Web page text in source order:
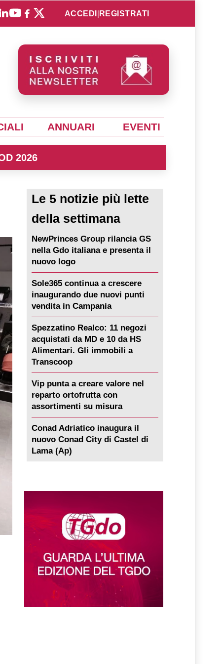
ACCEDI REGISTRATI
ANNUARI EVENTI
2026
Le 5 notizie più lette
della settimana
NewPrinces Group rilancia GS
nella Gdo italiana e presenta il
nuovo logo
Sole365 continua a crescere
inaugurando due nuovi punti
vendita in Campania
Spezzatino Realco: 11 negozi
acquistati da MD e 10 da HS
Alimentari. Gli immobili a
Transcoop
Vip punta a creare valore nel
reparto ortofrutta con
assortimenti su misura
Conad Adriatico inaugura il
nuovo Conad City di Castel di
Lama (Ap)